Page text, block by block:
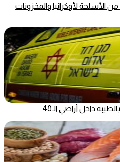
الأسلحة لأوكرانيا والمخزونات